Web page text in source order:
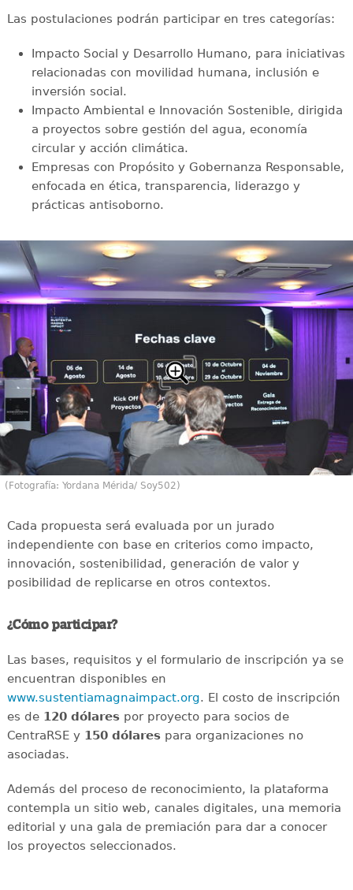
Las postulaciones podrán participar en tres categorías:
Impacto Social y Desarrollo Humano, para iniciativas
relacionadas con movilidad humana, inclusión e
inversión social.
Impacto Ambiental e Innovación Sostenible, dirigida
a proyectos sobre gestión del agua, economía
circular y acción climática.
Empresas con Propósito y Gobernanza Responsable,
enfocada en ética, transparencia, liderazgo y
prácticas antisoborno.
(Fotografía: Yordana Mérida/ Soy502)
Cada propuesta será evaluada por un jurado
independiente con base en criterios como impacto,
innovación, sostenibilidad, generación de valor y
posibilidad de replicarse en otros contextos.
¿Cómo participar?
Las bases, requisitos y el formulario de inscripción ya se
encuentran disponibles en
www.sustentiamagnaimpact.org. El costo de inscripción
es de 120 dólarespor proyecto para socios de
CentraRSE y 150 dólarespara organizaciones no
asociadas.
Además del proceso de reconocimiento, la plataforma
contempla un sitio web, canales digitales, una memoria
editorial y una gala de premiación para dar a conocer
los proyectos seleccionados.